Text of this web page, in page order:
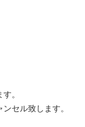
。
セル致します。